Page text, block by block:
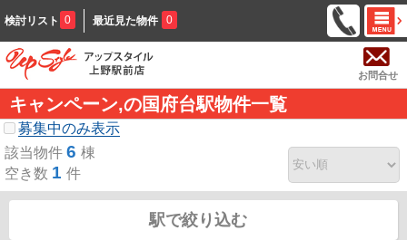
検討リスト 0 最近見た物件 0
お問合せ
キャンペーン,の国府台駅物件一覧
募集中のみ表示
該当物件 6 棟
空き数 1 件
駅で絞り込む